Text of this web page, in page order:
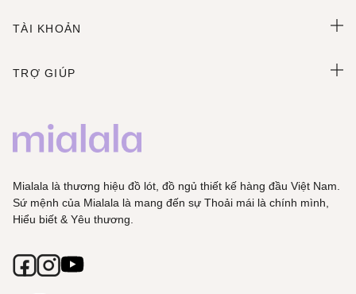
TÀI KHOẢN
TRỢ GIÚP
Mialala là thương hiệu đồ lót, đồ ngủ thiết kế hàng đầu Việt Nam.
Sứ mệnh của Mialala là mang đến sự Thoải mái là chính mình,
Hiểu biết & Yêu thương.